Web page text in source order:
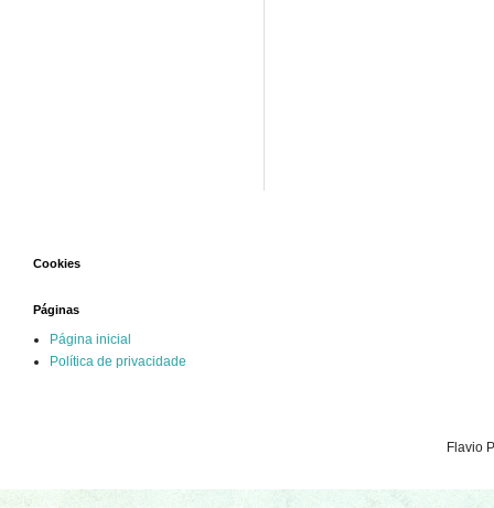
Cookies
Páginas
Página inicial
Política de privacidade
Flavio